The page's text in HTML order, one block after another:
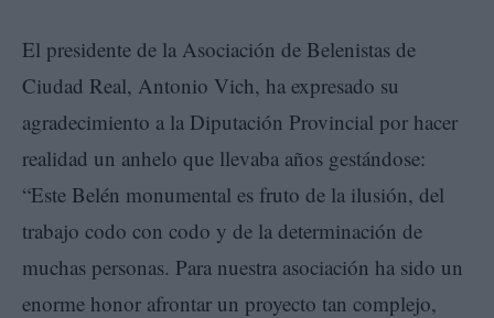
El presidente de la Asociación de Belenistas de
Ciudad Real, Antonio Vich, ha expresado su
agradecimiento a la Diputación Provincial por hacer
realidad un anhelo que llevaba años gestándose:
“Este Belén monumental es fruto de la ilusión, del
trabajo codo con codo y de la determinación de
muchas personas. Para nuestra asociación ha sido un
enorme honor afrontar un proyecto tan complejo,